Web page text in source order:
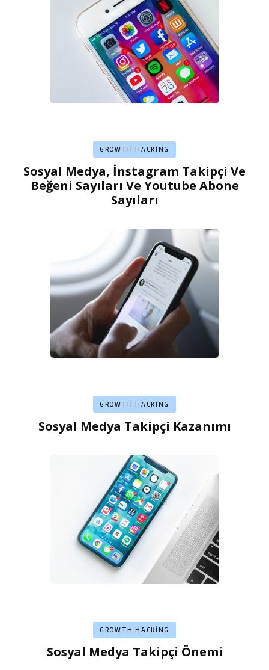
GROWTH HACKING
Sosyal Medya, İnstagram Takipçi Ve
Beğeni Sayıları Ve Youtube Abone
Sayıları
GROWTH HACKING
Sosyal Medya Takipçi Kazanımı
GROWTH HACKING
Sosyal Medya Takipçi Önemi